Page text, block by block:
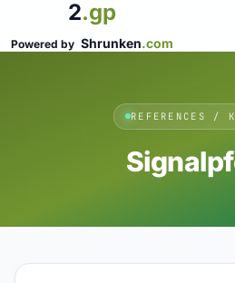
2.gp
Powered by Shrunken.com
REFERENCES /